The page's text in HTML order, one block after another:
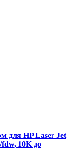
для HP Laser Jet
10K до